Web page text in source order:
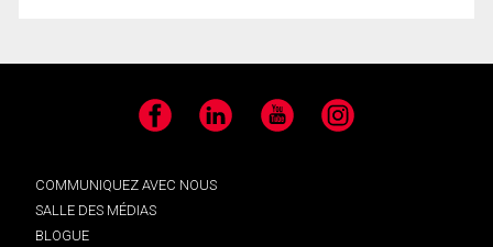
Facebook LinkedIn YouTube Instagram
COMMUNIQUEZ AVEC NOUS
SALLE DES MÉDIAS
BLOGUE